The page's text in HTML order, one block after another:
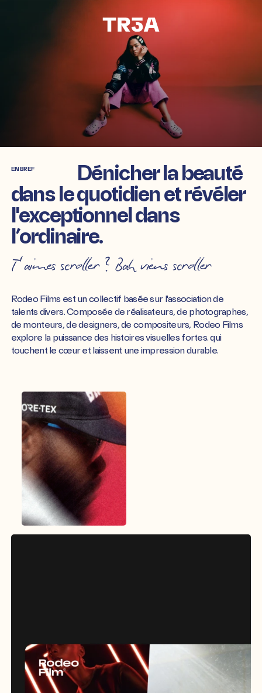
EN BREF
Dénicher la beauté
dans le quotidien et révéler
l'exceptionnel dans
l’ordinaire.
T’aimes scroller ? Bah viens scroller
Rodeo Films est un collectif basée sur l'association de
talents divers. Composée de réalisateurs, de photographes,
de monteurs, de designers, de compositeurs, Rodeo Films
explore la puissance des histoires visuelles fortes. qui
touchent le cœur et laissent une impression durable.